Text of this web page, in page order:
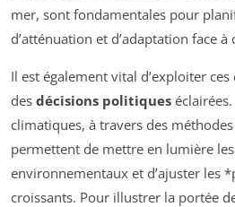
mer, sont fondamentales pour
d’atténuation et d’adaptation face à
Il est également vital d’exploiter
des décisions politiques
climatiques, à travers des méthodes
permettent de mettre en lumière
environnementaux et d’ajuster les
croissants. Pour illustrer la portée